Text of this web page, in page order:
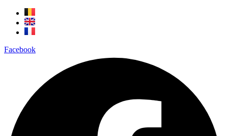
Facebook